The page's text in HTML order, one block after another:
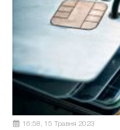
16:58, 15 Травня 2023